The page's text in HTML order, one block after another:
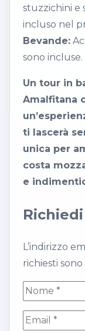
stuzzichini e
incluso nel
Bevande:
sono incluse.
Un tour in
Amalfitana
ti lascerà
unica per
costa
e
L’indirizzo
richiesti